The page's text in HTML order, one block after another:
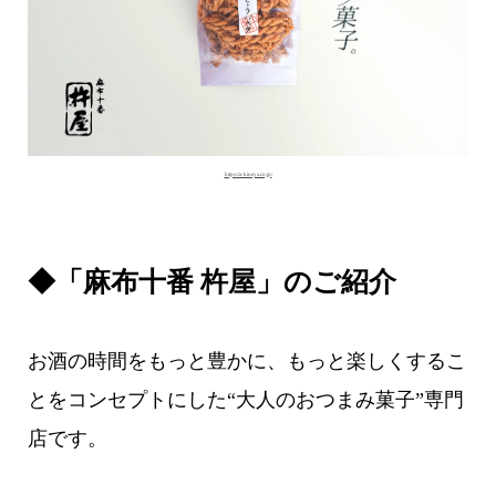
https://a-kineya.co.jp/
◆「麻布十番 杵屋」のご紹介
お酒の時間をもっと豊かに、もっと楽しくするこ
とをコンセプトにした“大人のおつまみ菓子”専門
店です。